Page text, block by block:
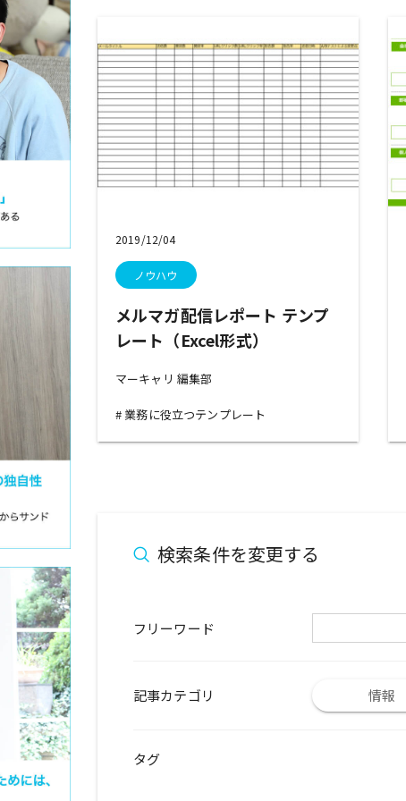
2019/12/04
ノウハウ
メルマガ配信レポート テンプ
レート（Excel形式）
マーキャリ 編集部
業務に役立つテンプレート
検索条件を変更する
フリーワード
記事カテゴリ 情報
タグ